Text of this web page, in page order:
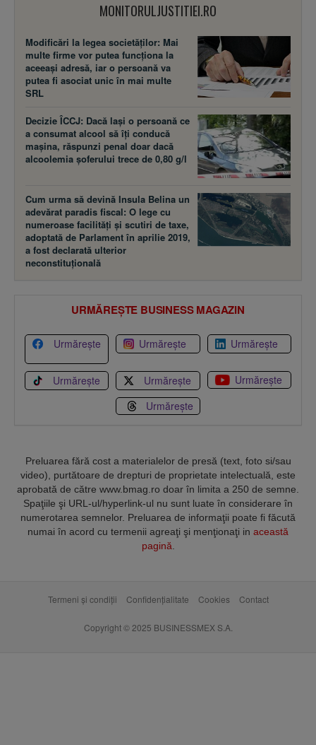
MONITORULJUSTITIEI.RO
Modificări la legea societăţilor: Mai
multe firme vor putea funcţiona la
aceeaşi adresă, iar o persoană va
putea fi asociat unic în mai multe
SRL
Decizie ÎCCJ: Dacă laşi o persoană ce
a consumat alcool să îţi conducă
maşina, răspunzi penal doar dacă
alcoolemia şoferului trece de 0,80 g/l
Cum urma să devină Insula Belina un
adevărat paradis fiscal: O lege cu
numeroase facilităţi şi scutiri de taxe,
adoptată de Parlament în aprilie 2019,
a fost declarată ulterior
neconstituţională
URMĂREȘTE BUSINESS MAGAZIN
Urmărește Urmărește Urmărește
Urmărește Urmărește
Urmărește
Urmărește
Preluarea fără cost a materialelor de presă (text, foto si/sau
video), purtătoare de drepturi de proprietate intelectuală, este
aprobată de către www.bmag.ro doar în limita a 250 de semne.
Spaţiile şi URL-ul/hyperlink-ul nu sunt luate în considerare în
numerotarea semnelor. Preluarea de informaţii poate fi făcută
numai în acord cu termenii agreaţi şi menţionaţi in această
pagină
Termeni și condiții Confidențialitate Cookies Contact
Copyright © 2025 BUSINESSMEX S.A.